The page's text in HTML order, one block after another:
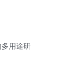
用途研